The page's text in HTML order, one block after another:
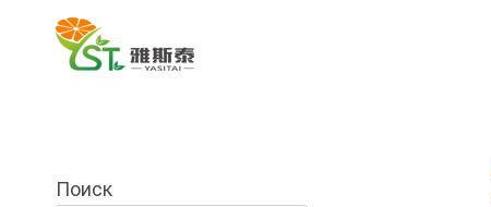
Перейти
контенту
Поиск